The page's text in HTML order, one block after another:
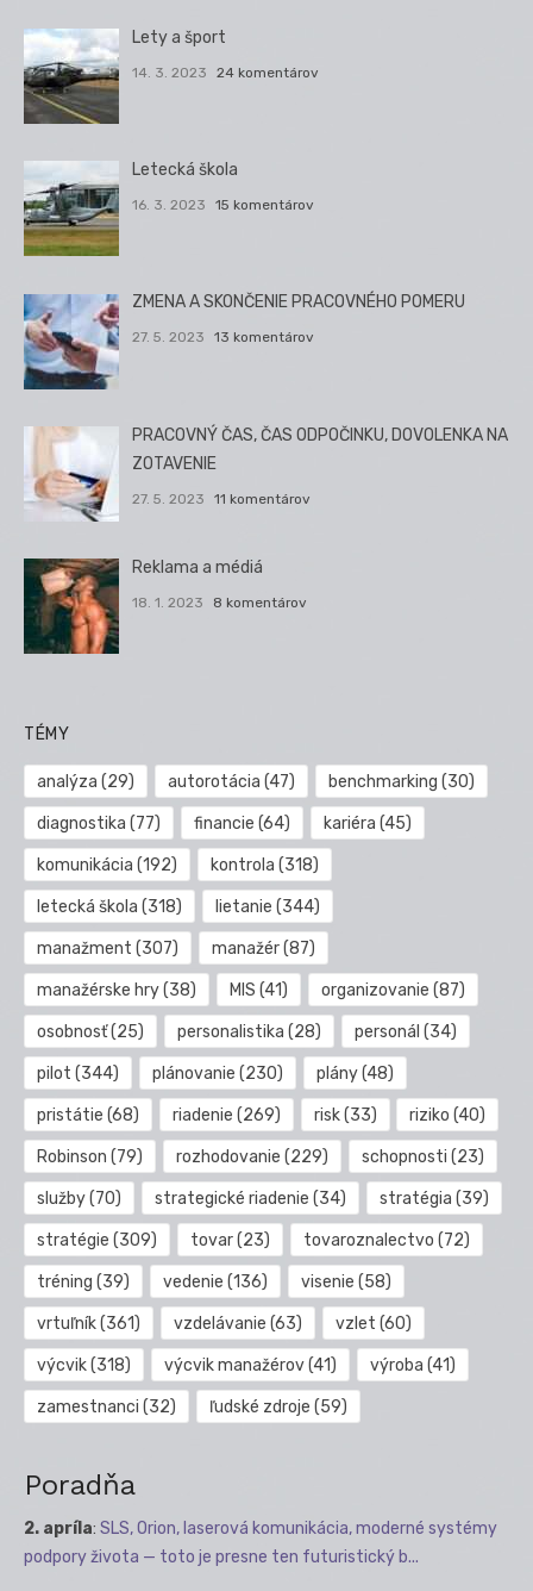
Lety a šport
14. 3. 2023 24 komentárov
Letecká škola
16. 3. 2023 15 komentárov
ZMENA A SKONČENIE PRACOVNÉHO POMERU
27. 5. 2023 13 komentárov
PRACOVNÝ ČAS, ČAS ODPOČINKU, DOVOLENKA NA
ZOTAVENIE
27. 5. 2023 11 komentárov
Reklama a médiá
18. 1. 2023 8 komentárov
TÉMY
analýza (29) autorotácia (47) benchmarking (30)
diagnostika (77) financie (64) kariéra (45)
komunikácia (192) kontrola (318)
letecká škola (318) lietanie (344)
manažment (307) manažér(87)
manažérske hry(38) MIS (41) organizovanie (87)
osobnosť(25) personalistika (28) personál (34)
pilot (344) plánovanie (230) plány(48)
pristátie (68) riadenie (269) risk(33) riziko (40)
Robinson (79) rozhodovanie (229) schopnosti (23)
služby(70) strategické riadenie (34) stratégia (39)
stratégie (309) tovar(23) tovaroznalectvo (72)
tréning (39) vedenie (136) visenie (58)
vrtuľník(361) vzdelávanie (63) vzlet (60)
výcvik(318) výcvik manažérov(41) výroba (41)
zamestnanci (32) ľudské zdroje (59)
Poradňa
2. apríla: SLS, Orion, laserová komunikácia, moderné systémy
podpory života — toto je presne ten futuristický b...